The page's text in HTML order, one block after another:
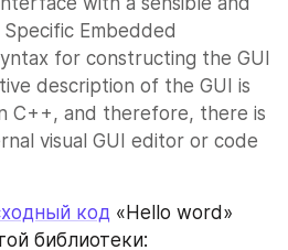
Embedded
for constructing the GUI
description of the GUI is
C++, and therefore, there is
visual GUI editor or code
код «Hello word»
библиотеки: